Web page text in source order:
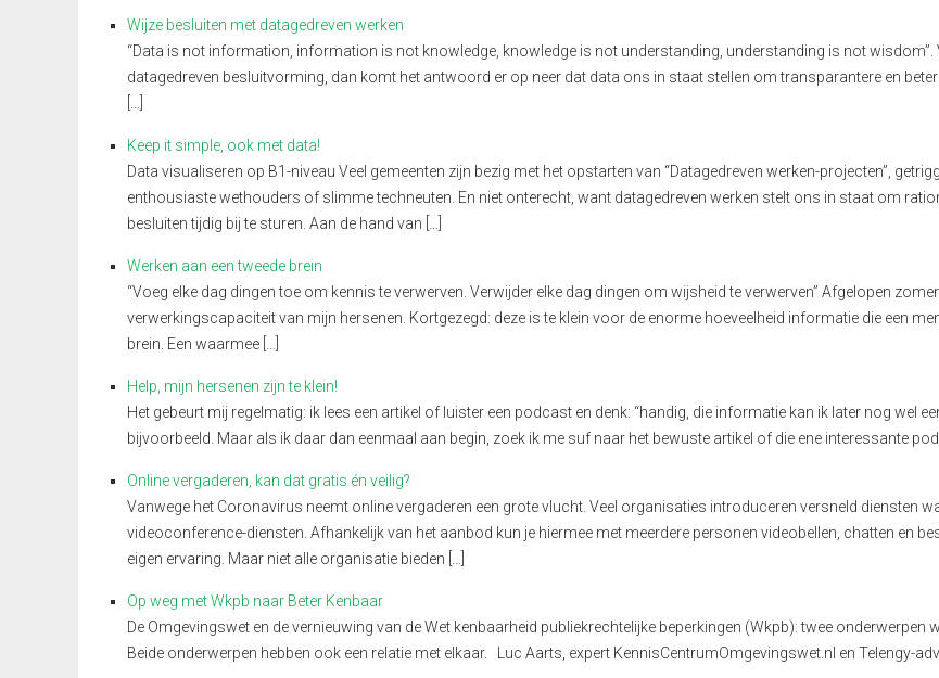
Wijze besluiten met datagedreven werken
“Data is not information, information is not knowledge, knowledge is not understanding, understanding is not
datagedreven besluitvorming, dan komt het antwoord er op neer dat data ons in staat stellen om transparantere en
[…]
Keep it simple, ook met data!
Data visualiseren op B1-niveau Veel gemeenten zijn bezig met het opstarten van “Datagedreven werken-projecten”,
enthousiaste wethouders of slimme techneuten. En niet onterecht, want datagedreven werken stelt ons in staat om
besluiten tijdig bij te sturen. Aan de hand van […]
Werken aan een tweede brein
“Voeg elke dag dingen toe om kennis te verwerven. Verwijder elke dag dingen om wijsheid te verwerven” Afgelopen
verwerkingscapaciteit van mijn hersenen. Kortgezegd: deze is te klein voor de enorme hoeveelheid informatie die een
brein. Een waarmee […]
Help, mijn hersenen zijn te klein!
Het gebeurt mij regelmatig: ik lees een artikel of luister een podcast en denk: “handig, die informatie kan ik later nog wel
bijvoorbeeld. Maar als ik daar dan eenmaal aan begin, zoek ik me suf naar het bewuste artikel of die ene interessante
Online vergaderen, kan dat gratis én veilig?
Vanwege het Coronavirus neemt online vergaderen een grote vlucht. Veel organisaties introduceren versneld diensten
videoconference-diensten. Afhankelijk van het aanbod kun je hiermee met meerdere personen videobellen, chatten en
eigen ervaring. Maar niet alle organisatie bieden […]
Op weg met Wkpb naar Beter Kenbaar
De Omgevingswet en de vernieuwing van de Wet kenbaarheid publiekrechtelijke beperkingen (Wkpb): twee
Beide onderwerpen hebben ook een relatie met elkaar. Luc Aarts, expert KennisCentrumOmgevingswet.nl en Telengy-